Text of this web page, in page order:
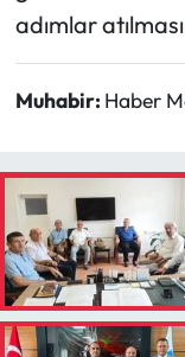
adımlar
Muhabir: Haber